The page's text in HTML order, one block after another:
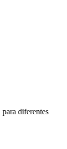
diferentes